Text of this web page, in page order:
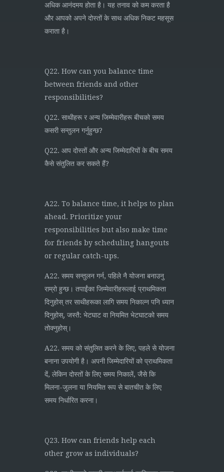
अधिक आनंदमय होता है। यह तनाव को कम करता है
और आपको अपने दोस्तों के साथ अधिक निकट महसूस
कराता है।
Q22. How can you balance time
between friends and other
responsibilities?
Q22. साथीहरू र अन्य जिम्मेवारीहरू बीचको समय
कसरी सन्तुलन गर्नुहुन्छ?
Q22. आप दोस्तों और अन्य जिम्मेदारियों के बीच समय
कैसे संतुलित कर सकते हैं?
A22. To balance time, it helps to plan
ahead. Prioritize your
responsibilities but also make time
for friends by scheduling hangouts
or regular catch-ups.
A22. समय सन्तुलन गर्न, पहिले नै योजना बनाउनु
राम्रो हुन्छ। तपाईंका जिम्मेवारीहरूलाई प्राथमिकता
दिनुहोस् तर साथीहरूका लागि समय निकाल्न पनि ध्यान
दिनुहोस्, जस्तै: भेटघाट वा नियमित भेटघाटको समय
तोक्नुहोस्।
A22. समय को संतुलित करने के लिए, पहले से योजना
बनाना उपयोगी है। अपनी जिम्मेदारियों को प्राथमिकता
दें, लेकिन दोस्तों के लिए समय निकालें, जैसे कि
मिलना-जुलना या नियमित रूप से बातचीत के लिए
समय निर्धारित करना।
Q23. How can friends help each
other grow as individuals?